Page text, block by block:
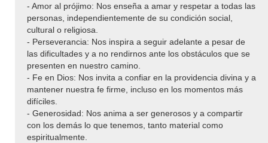
- Amor al prójimo: Nos enseña a amar y respetar a todas las
personas, independientemente de su condición social,
cultural o religiosa.
- Perseverancia: Nos inspira a seguir adelante a pesar de
las dificultades y a no rendirnos ante los obstáculos que se
presenten en nuestro camino.
- Fe en Dios: Nos invita a confiar en la providencia divina y a
mantener nuestra fe firme, incluso en los momentos más
difíciles.
- Generosidad: Nos anima a ser generosos y a compartir
con los demás lo que tenemos, tanto material como
espiritualmente.